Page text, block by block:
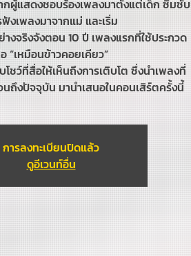
กผู้แสดงชอบร้องเพลงมาตั้งแต่เด็ก ซึมซับ
งเพลงมาจากแม่ และเริ่ม
างจริงจังตอน 10 ปี เพลงแรกที่ใช้ประกวด
“เหมือนข้าวคอยเคียว”
ชว์ที่สื่อให้เห็นถึงการเติบโต ซึ่งนำเพลงที่
ถึงปัจจุบัน มานำเสนอในคอนเสิร์ตครั้งนี้
การลงทะเบียนปิดแล้ว
ดูอีเวนท์อื่น